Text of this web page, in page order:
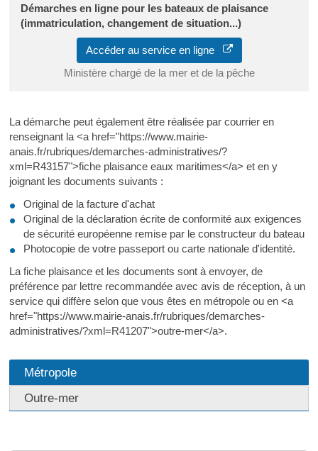
Démarches en ligne pour les bateaux de plaisance
(immatriculation, changement de situation...)
Accéder au service en ligne
Ministère chargé de la mer et de la pêche
La démarche peut également être réalisée par courrier en
renseignant la <a href="https://www.mairie-
anais.fr/rubriques/demarches-administratives/?
xml=R43157">fiche plaisance eaux maritimes</a> et en y
joignant les documents suivants :
Original de la facture d'achat
Original de la déclaration écrite de conformité aux exigences
de sécurité européenne remise par le constructeur du bateau
Photocopie de votre passeport ou carte nationale d'identité.
La fiche plaisance et les documents sont à envoyer, de
préférence par lettre recommandée avec avis de réception, à un
service qui diffère selon que vous êtes en métropole ou en <a
href="https://www.mairie-anais.fr/rubriques/demarches-
administratives/?xml=R41207">outre-mer</a>.
Métropole
Outre-mer